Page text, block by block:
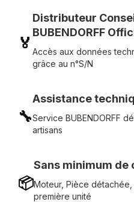
🏅
Distributeur
BUBENDORFF
Accès aux données
grâce au n°S/N
🔧
Assistance
Service BUBENDORFF
artisans
📦
Sans minimum de
Moteur, Pièce
première unité